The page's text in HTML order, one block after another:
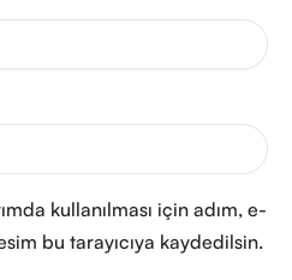
kullanılması için adım, e-
bu tarayıcıya kaydedilsin.